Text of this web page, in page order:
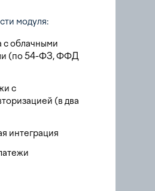
модуля:
с облачными
(по 54-ФЗ, ФФД
с
(в два
интеграция